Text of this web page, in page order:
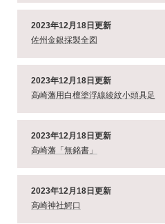
2023年12月18日更新
佐州金銀採製全図
2023年12月18日更新
高崎藩用白檀塗浮線綾紋小頭具足
2023年12月18日更新
高崎藩「無銘書」
2023年12月18日更新
高崎神社鰐口